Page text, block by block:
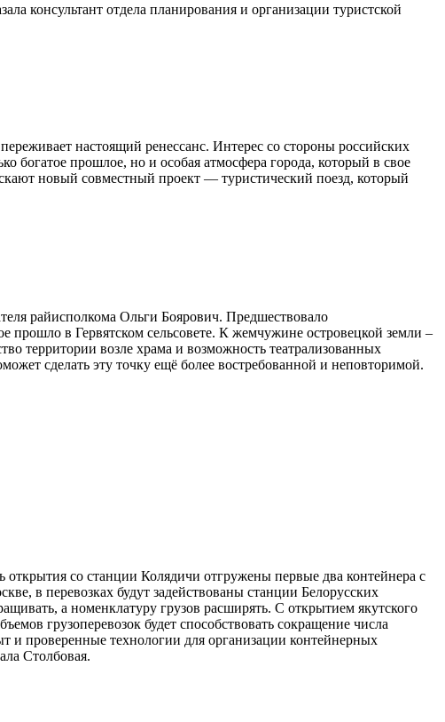
консультант отдела планирования и организации туристской
настоящий ренессанс. Интерес со стороны российских
богатое прошлое, но и особая атмосфера города, который в свое
новый совместный проект — туристический поезд, который
райисполкома Ольги Боярович. Предшествовало
прошло в Гервятском сельсовете. К жемчужине островецкой земли –
территории возле храма и возможность театрализованных
сделать эту точку ещё более востребованной и неповторимой.
со станции Колядичи отгружены первые два контейнера с
в перевозках будут задействованы станции Белорусских
а номенклатуру грузов расширять. С открытием якутского
грузоперевозок будет способствовать сокращение числа
и проверенные технологии для организации контейнерных
Столбовая.